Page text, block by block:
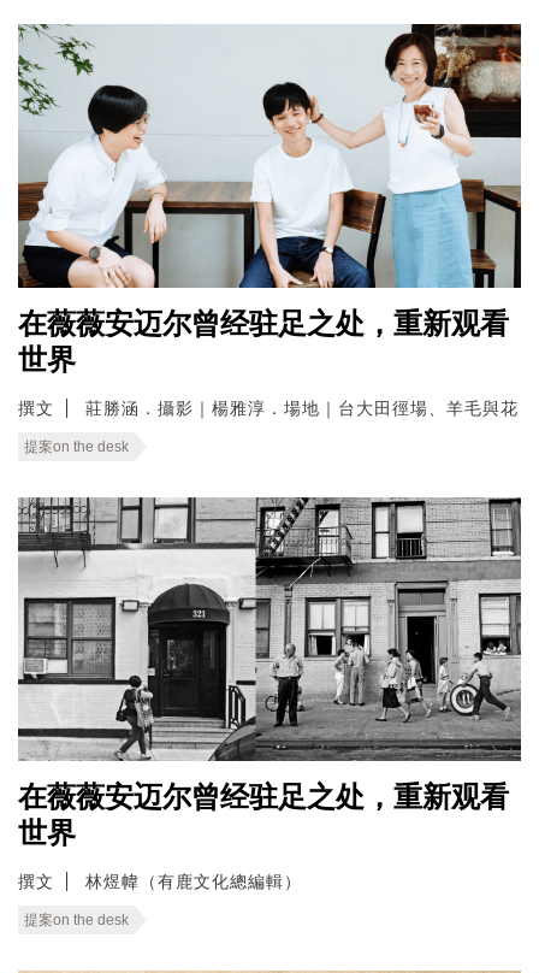
在薇薇安迈尔曾经驻足之处，重新观看
世界
撰文 莊勝涵．攝影｜楊雅淳．場地｜台大田徑場、羊毛與花
提案on the desk
在薇薇安迈尔曾经驻足之处，重新观看
世界
撰文 林煜幃（有鹿文化總編輯）
提案on the desk